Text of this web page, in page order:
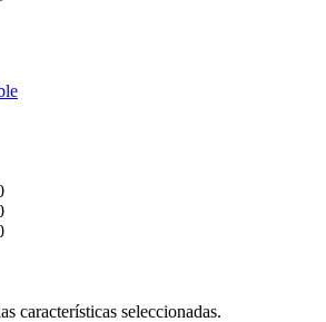
características seleccionadas.